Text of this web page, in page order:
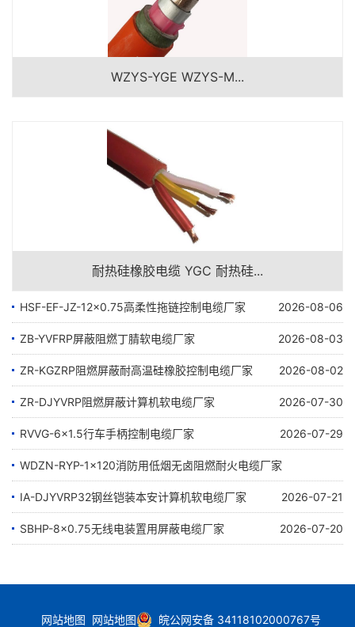
WZYS-YGE WZYS-M...
耐热硅橡胶电缆 YGC 耐热硅...
HSF-EF-JZ-12×0.75高柔性拖链控制电缆厂家 2026-08-06
ZB-YVFRP屏蔽阻燃丁腈软电缆厂家 2026-08-03
ZR-KGZRP阻燃屏蔽耐高温硅橡胶控制电缆厂家 2026-08-02
ZR-DJYVRP阻燃屏蔽计算机软电缆厂家 2026-07-30
RVVG-6×1.5行车手柄控制电缆厂家 2026-07-29
WDZN-RYP-1×120消防用低烟无卤阻燃耐火电缆厂家
2026-07-24
IA-DJYVRP32钢丝铠装本安计算机软电缆厂家 2026-07-21
SBHP-8×0.75无线电装置用屏蔽电缆厂家 2026-07-20
网站地图 网站地图
皖公网安备 34118102000767号